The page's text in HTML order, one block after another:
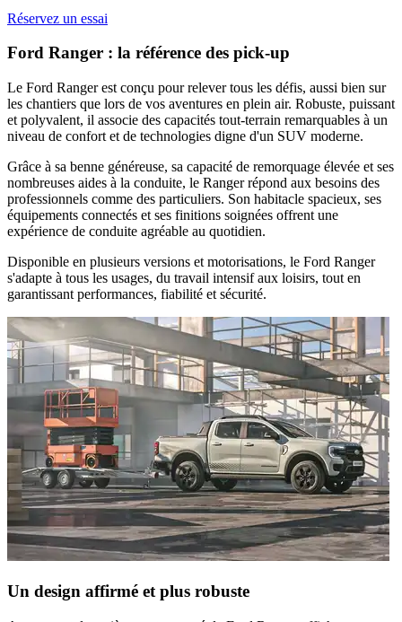
Réservez un essai
Ford Ranger : la référence des pick-up
Le Ford Ranger est conçu pour relever tous les défis, aussi bien sur
les chantiers que lors de vos aventures en plein air. Robuste, puissant
et polyvalent, il associe des capacités tout-terrain remarquables à un
niveau de confort et de technologies digne d'un SUV moderne.
Grâce à sa benne généreuse, sa capacité de remorquage élevée et ses
nombreuses aides à la conduite, le Ranger répond aux besoins des
professionnels comme des particuliers. Son habitacle spacieux, ses
équipements connectés et ses finitions soignées offrent une
expérience de conduite agréable au quotidien.
Disponible en plusieurs versions et motorisations, le Ford Ranger
s'adapte à tous les usages, du travail intensif aux loisirs, tout en
garantissant performances, fiabilité et sécurité.
Un design affirmé et plus robuste